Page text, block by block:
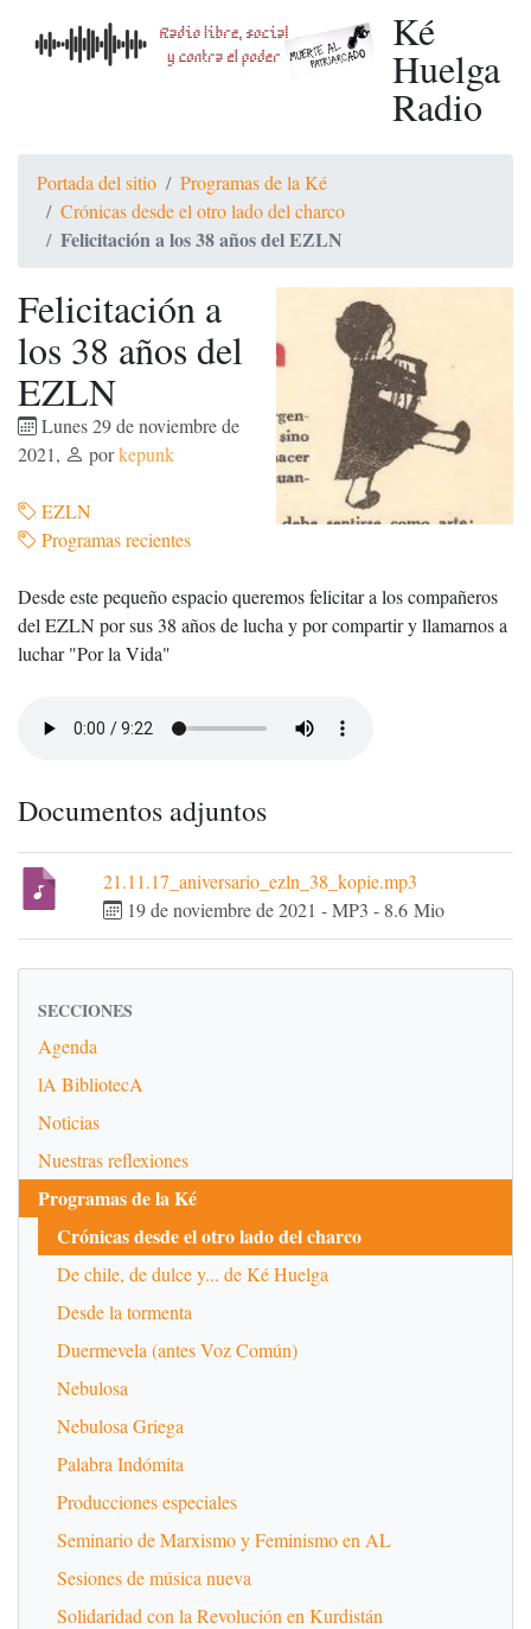
Ké
Huelga
Radio
Portada del sitio
Programas de la Ké
Crónicas desde el otro lado del charco
Felicitación a los 38 años del EZLN
Felicitación a
los 38 años del
EZLN
Lunes 29 de noviembre de
2021, porkepunk
EZLN
Programas recientes
Desde este pequeño espacio queremos felicitar a los compañeros
del EZLN por sus 38 años de lucha y por compartir y llamarnos a
luchar "Por la Vida"
Documentos adjuntos
21.11.17_aniversario_ezln_38_kopie.mp3
19 de noviembre de 2021 -MP3 - 8.6 Mio
SECCIONES
Agenda
lA BibliotecA
Noticias
Nuestras reflexiones
Programas de la Ké
Crónicas desde el otro lado del charco
De chile, de dulce y... de Ké Huelga
Desde la tormenta
Duermevela (antes Voz Común)
Nebulosa
Nebulosa Griega
Palabra Indómita
Producciones especiales
Seminario de Marxismo y Feminismo en AL
Sesiones de música nueva
Solidaridad con la Revolución en Kurdistán